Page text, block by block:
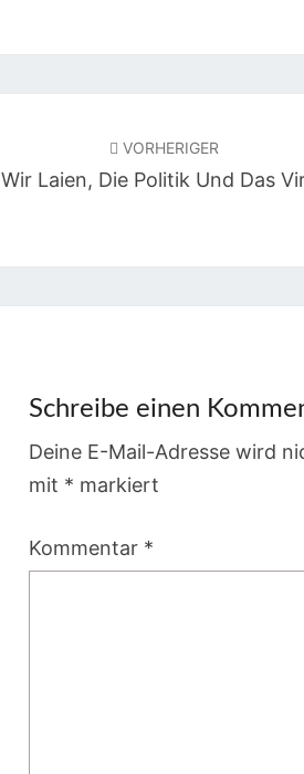
VORHERIGER
Wir Laien, Die Politik Und Das
Schreibe einen
Deine E-Mail-Adresse wird
mit * markiert
Kommentar *